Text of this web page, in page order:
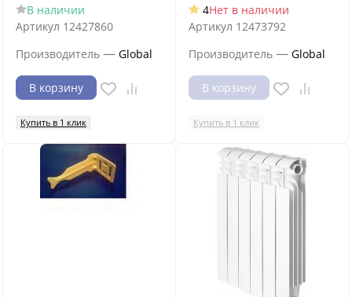
В наличии
Артикул 12427860
Производитель — Global
В корзину
Купить в 1 клик
4Нет в наличии
Артикул 12473792
Производитель — Global
В корзину
Купить в 1 клик